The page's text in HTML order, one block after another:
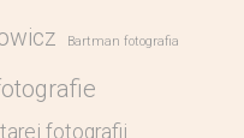
Bartman fotografia
fotografii